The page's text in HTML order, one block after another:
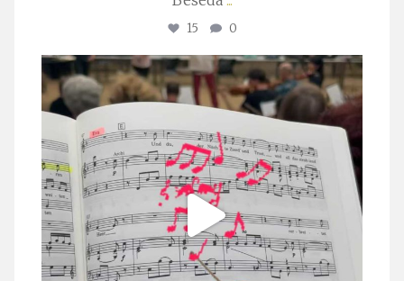
15 0
stuttgarter_oratorienchor
Juli 23